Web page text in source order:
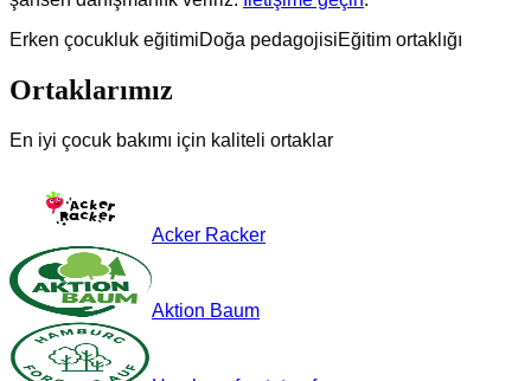
Erken çocukluk eğitimiDoğa pedagojisiEğitim ortaklığı
Ortaklarımız
En iyi çocuk bakımı için kaliteli ortaklar
Acker Racker
Aktion Baum